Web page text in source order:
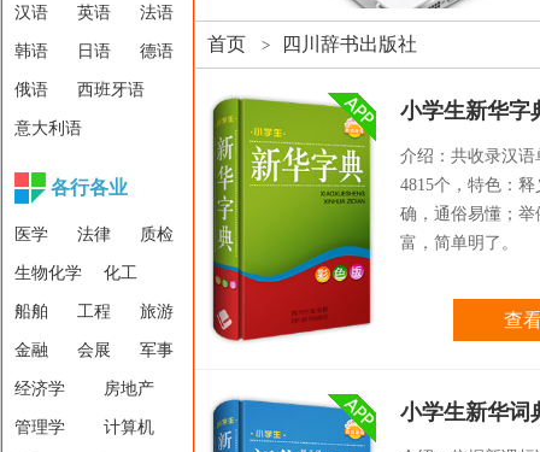
汉语 英语 法语
韩语 日语 德语
俄语 西班牙语
意大利语
各行各业
医学 法律 质检
生物化学 化工
船舶 工程 旅游
金融 会展 军事
经济学 房地产
管理学 计算机
首页 > 四川辞书出版社
小学生新华字
介绍：共收录汉语
4815个，特色：释
确，通俗易懂；举
富，简单明了。
查
小学生新华词